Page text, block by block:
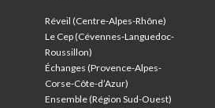
Réveil (Centre-Alpes-Rhône)
Le Cep (Cévennes-Languedoc-
Roussillon)
Échanges (Provence-Alpes-
Corse-Côte-d’Azur)
Ensemble (Région Sud-Ouest)